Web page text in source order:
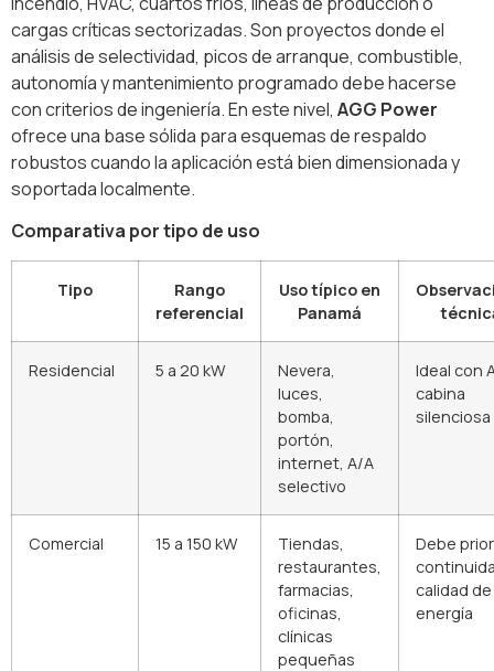
cargas críticas sectorizadas. Son proyectos donde el
análisis de selectividad, picos de arranque, combustible,
autonomía y mantenimiento programado debe hacerse
con criterios de ingeniería. En este nivel, AGG Power
ofrece una base sólida para esquemas de respaldo
robustos cuando la aplicación está bien dimensionada y
soportada localmente.
Comparativa por tipo de uso
Tipo
Rango
referencial
Uso típico en
Panamá
Residencial 5 a 20 kW
Nevera,
luces,
bomba,
portón,
internet, A/A
selectivo
Ideal con
cabina
silenciosa
Comercial 15 a 150 kW
Tiendas,
restaurantes,
farmacias,
oficinas,
clínicas
pequeñas
Debe
calidad de
energía